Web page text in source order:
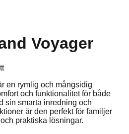
Voyager
en rymlig och mångsidig
och funktionalitet för både
sin smarta inredning och
är den perfekt för familjer
praktiska lösningar.